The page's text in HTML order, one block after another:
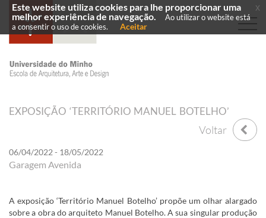
EXPOSIÇÃO ‘TERRITÓRIO MANUEL BOTELHO’
Voltar
06/04/2022 - 18/05/2022
Garagem Avenida
A exposição ‘Território Manuel Botelho’ propõe um olhar alargado
sobre a obra do arquiteto Manuel Botelho. A sua singular produção
Este website utiliza cookies para lhe proporcionar uma
melhor experiência de navegação.
Ao utilizar o website está
a consentir o uso de cookies.
Aceitar
x